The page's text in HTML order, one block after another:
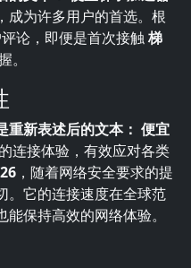
成为许多用户的首选。根
论，即便是首次接触梯
。
重新表述后的文本： 便宜
连接体验，有效应对各类
，随着网络安全要求的提
。它的连接速度在全球范
保持高效的网络体验。